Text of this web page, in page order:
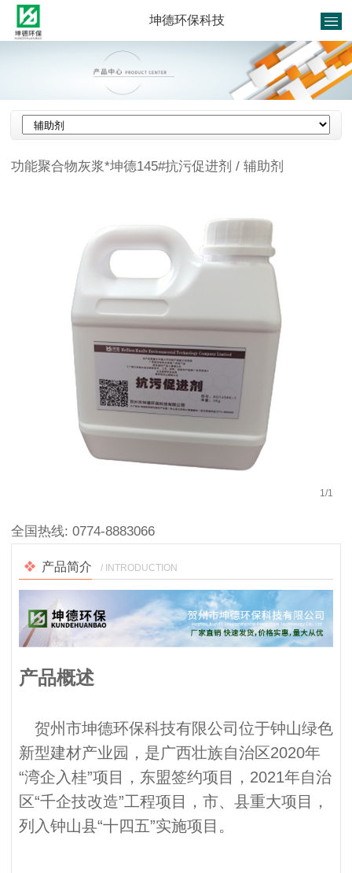
坤德环保科技
功能聚合物灰浆*坤德145#抗污促进剂 / 辅助剂
1 /1
全国热线: 0774-8883066
产品简介 / INTRODUCTION
产品概述
贺州市坤德环保科技有限公司位于钟山绿色
新型建材产业园，是广西壮族自治区2020年
“湾企入桂”项目，东盟签约项目，2021年自治
区“千企技改造”工程项目，市、县重大项目，
列入钟山县“十四五”实施项目。